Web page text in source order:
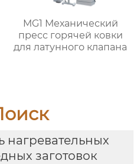
MG1 Механический
пресс горячей ковки
для латунного клапана
нагревательных
заготовок